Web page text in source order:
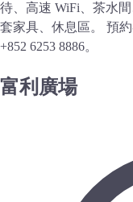
待、高速 WiFi、茶水
套家具、休息區。 預
+852 6253 8886。
富利廣場